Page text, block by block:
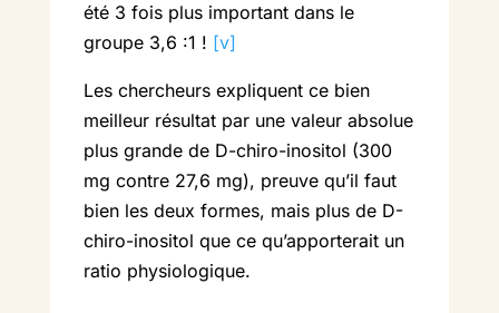
été 3 fois plus important dans le
groupe 3,6 :1 ! [v]
Les chercheurs expliquent ce bien
meilleur résultat par une valeur absolue
plus grande de D-chiro-inositol (300
mg contre 27,6 mg), preuve qu’il faut
bien les deux formes, mais plus de D-
chiro-inositol que ce qu’apporterait un
ratio physiologique.